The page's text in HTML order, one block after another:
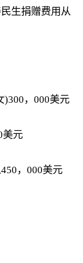
生捐赠费用从
，000美元
元
，000美元